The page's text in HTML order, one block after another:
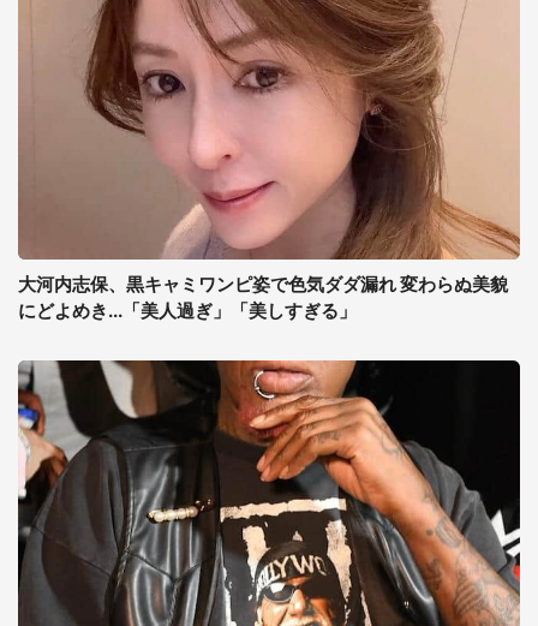
大河内志保、黒キャミワンピ姿で色気ダダ漏れ 変わらぬ美貌
にどよめき...「美人過ぎ」「美しすぎる」